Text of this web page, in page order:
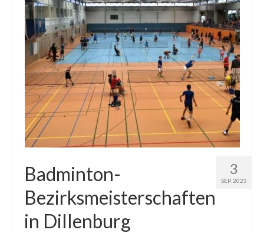
Saison 2021/2022
Saison 2020/2021
Saison 2019/2020
Saison 2018/2019
Saison 2017/2018
Saison 2016/2017
3
SEP. 2023
Badminton-
Bezirksmeisterschaften
in Dillenburg